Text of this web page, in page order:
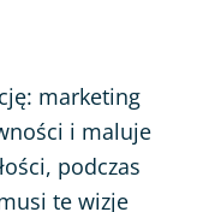
marketing
i maluje
podczas
te wizje